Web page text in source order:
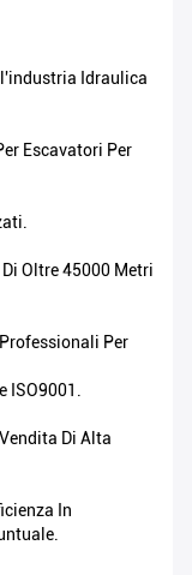
Idraulica
Escavatori Per
Oltre 45000 Metri
Per
ISO9001.
Di Alta
In